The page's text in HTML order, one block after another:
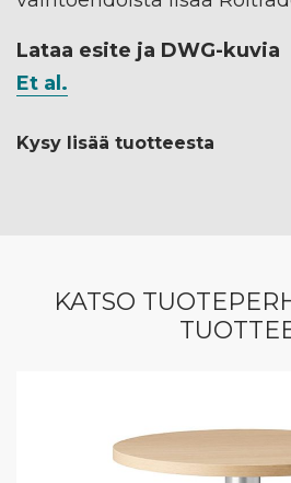
Lataa esite ja DWG-kuvia
Et al.
Kysy lisää tuotteesta
KATSO